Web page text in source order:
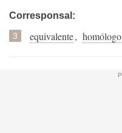
Corresponsal:
3 equivalente, homólogo